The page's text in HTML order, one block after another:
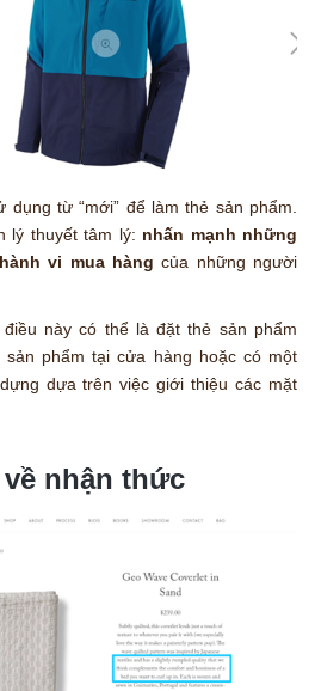
dụng từ “mới” để làm thẻ sản phẩm.
lý thuyết tâm lý: nhấn mạnh những
vi mua hàng của những người
này có thể là đặt thẻ sản phẩm
sản phẩm tại cửa hàng hoặc có một
dựa trên việc giới thiệu các mặt
nhận thức